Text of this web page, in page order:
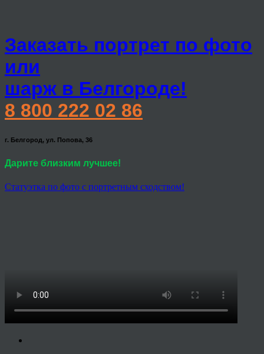
Заказать портрет по фото
или
шарж в Белгороде!
8 800 222 02 86
г. Белгород, ул. Попова, 36
Дарите близким лучшее!
Статуэтка по фото с портретным сходством!